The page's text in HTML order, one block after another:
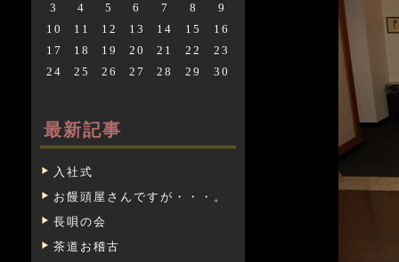
3
4 5 6 7 8
9
10
11 12 13 14 15
16
17
18 19 20 21 22
23
24
25 26 27 28 29 30
最新記事
入社式
お饅頭屋さんですが・・・。
長唄の会
茶道お稽古